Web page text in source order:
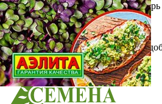
Садовый инструмент, инвентарь
Консервирование
Средства защиты, удобрения,
Обустройство сада, декор